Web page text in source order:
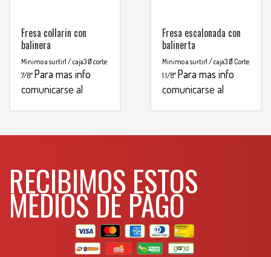
Fresa collarin con
balinera
Minimo a surtir1 / caja3 Ø corte
7/8″ Para mas info
comunicarse al
Fresa escalonada con
balinerta
Minimo a surtir1 / caja3 Ø Corte
1 1/8″ Para mas info
comunicarse al
RECIBIMOS ESTOS
MEDIOS DE PAGO